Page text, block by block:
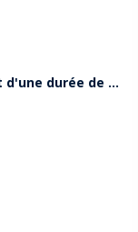
durée de ...